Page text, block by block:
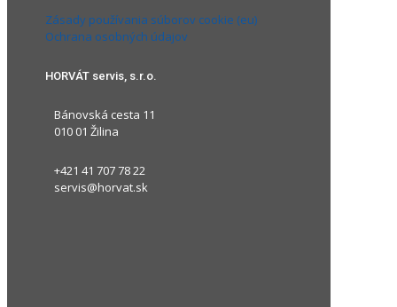
Zásady používania súborov cookie (eu)
Ochrana osobných údajov
HORVÁT servis, s.r.o.
Bánovská cesta 11
010 01 Žilina
+421 41 707 78 22
servis@horvat.sk